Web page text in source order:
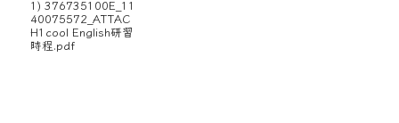
1) 376735100E_11
40075572_ATTAC
H1cool English研習
時程.pdf